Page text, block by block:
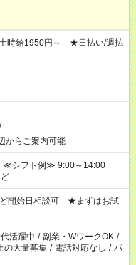
時給1950円～ ★日払い/週払
/ …
らご案内可能
ど開始日相談可 ★まずはお試
活躍中 / 副業・WワークOK /
の大量募集 / 電話対応なし / パ